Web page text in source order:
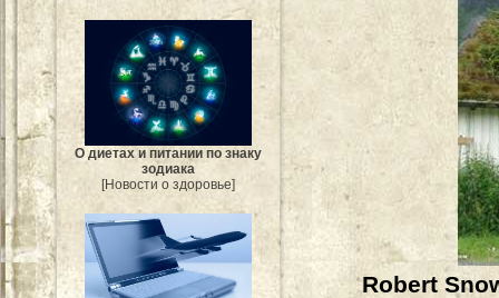
О диетах и питании по знаку
зодиака
[Новости о здоровье]
Robert